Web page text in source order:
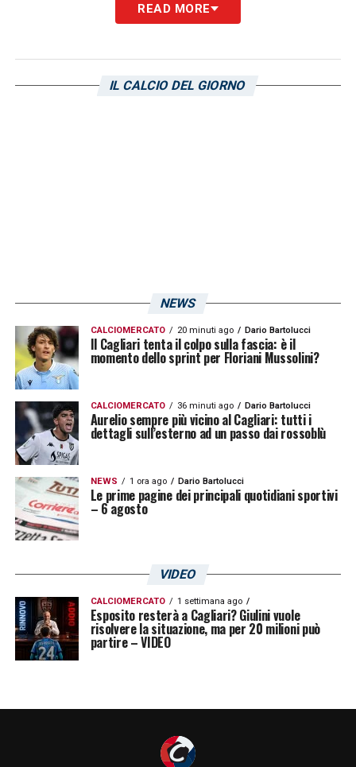
READ MORE
IL CALCIO DEL GIORNO
NEWS
CALCIOMERCATO 20 minuti ago Dario Bartolucci
Il Cagliari tenta il colpo sulla fascia: è il
momento dello sprint per Floriani Mussolini?
CALCIOMERCATO 36 minuti ago Dario Bartolucci
Aurelio sempre più vicino al Cagliari: tutti i
dettagli sull’esterno ad un passo dai rossoblù
NEWS 1 ora ago Dario Bartolucci
Le prime pagine dei principali quotidiani sportivi
– 6 agosto
VIDEO
CALCIOMERCATO 1 settimana ago
Esposito resterà a Cagliari? Giulini vuole
risolvere la situazione, ma per 20 milioni può
partire – VIDEO